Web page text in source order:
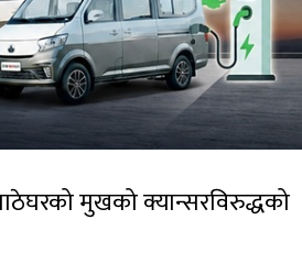
मुखको क्यान्सरविरुद्धको